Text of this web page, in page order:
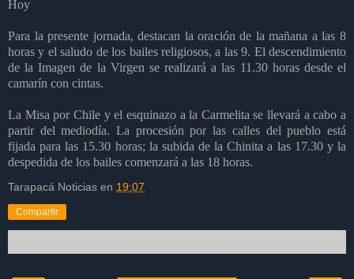
Hoy
Para la presente jornada, destacan la oración de la mañana a las 8
horas y el saludo de los bailes religiosos, a las 9. El descendimiento
de la Imagen de la Virgen se realizará a las 11.30 horas desde el
camarín con cintas.
La Misa por Chile y el esquinazo a la Carmelita se llevará a cabo a
partir del mediodía. La procesión por las calles del pueblo está
fijada para las 15.30 horas; la subida de la Chinita a las 17.30 y la
despedida de los bailes comenzará a las 18 horas.
Tarapacá Noticias en 19:07
Compartir